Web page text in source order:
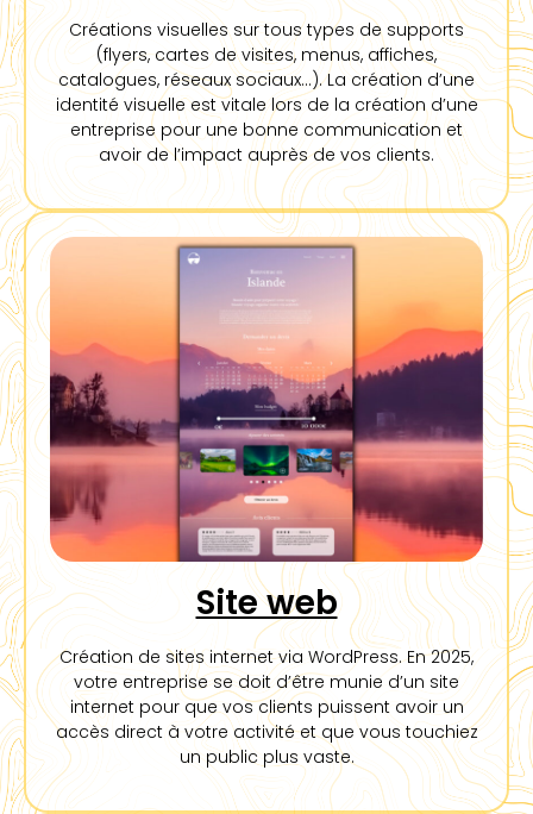
Créations visuelles sur tous types de supports
(flyers, cartes de visites, menus, affiches,
catalogues, réseaux sociaux…). La création d’une
identité visuelle est vitale lors de la création d’une
entreprise pour une bonne communication et
avoir de l’impact auprès de vos clients.
Site web
Création de sites internet via WordPress. En 2025,
votre entreprise se doit d’être munie d’un site
internet pour que vos clients puissent avoir un
accès direct à votre activité et que vous touchiez
un public plus vaste.